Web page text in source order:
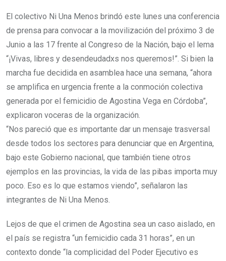
El colectivo Ni Una Menos brindó este lunes una conferencia
de prensa para convocar a la movilización del próximo 3 de
Junio a las 17 frente al Congreso de la Nación, bajo el lema
“¡Vivas, libres y desendeudadxs nos queremos!”. Si bien la
marcha fue decidida en asamblea hace una semana, “ahora
se amplifica en urgencia frente a la conmoción colectiva
generada por el femicidio de Agostina Vega en Córdoba”,
explicaron voceras de la organización.
“Nos pareció que es importante dar un mensaje trasversal
desde todos los sectores para denunciar que en Argentina,
bajo este Gobierno nacional, que también tiene otros
ejemplos en las provincias, la vida de las pibas importa muy
poco. Eso es lo que estamos viendo”, señalaron las
integrantes de Ni Una Menos.
Lejos de que el crimen de Agostina sea un caso aislado, en
el país se registra “un femicidio cada 31 horas”, en un
contexto donde “la complicidad del Poder Ejecutivo es